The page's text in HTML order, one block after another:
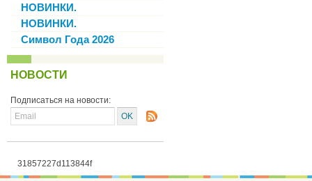
НОВИНКИ.
НОВИНКИ.
Символ Года 2026
НОВОСТИ
Подписаться на новости:
31857227d113844f